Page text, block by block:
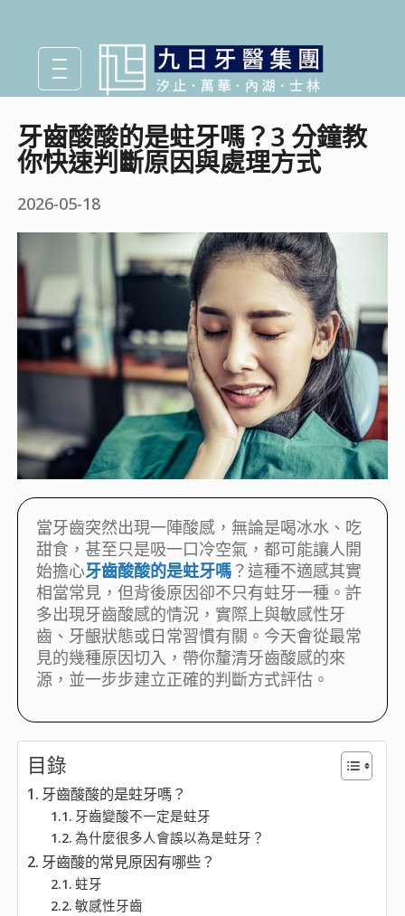
牙齒酸酸的是蛀牙嗎？3 分鐘教
你快速判斷原因與處理方式
2026-05-18
當牙齒突然出現一陣酸感，無論是喝冰水、吃
甜食，甚至只是吸一口冷空氣，都可能讓人開
始擔心牙齒酸酸的是蛀牙嗎 ？這種不適感其實
相當常見，但背後原因卻不只有蛀牙一種。許
多出現牙齒酸感的情況，實際上與敏感性牙
齒、牙齦狀態或日常習慣有關。今天會從最常
見的幾種原因切入，帶你釐清牙齒酸感的來
源，並一步步建立正確的判斷方式評估。
目錄
牙齒酸酸的是蛀牙嗎？
牙齒變酸不一定是蛀牙
為什麼很多人會誤以為是蛀牙？
牙齒酸的常見原因有哪些？
蛀牙
敏感性牙齒